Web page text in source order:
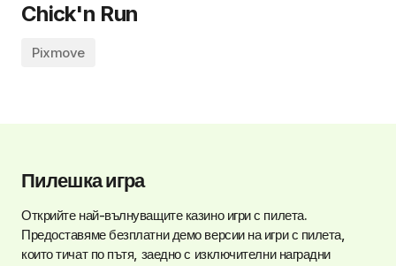
Chick'n Run
Pixmove
Пилешка игра
Открийте най-вълнуващите казино игри с пилета.
Предоставяме безплатни демо версии на игри с пилета,
които тичат по пътя, заедно с изключителни наградни